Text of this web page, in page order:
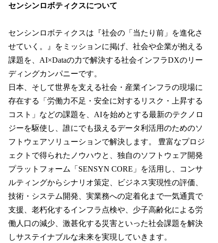
センシンロボティクスについて
センシンロボティクスは『社会の「当たり前」を進化さ
せていく。』をミッションに掲げ、社会や企業が抱える
課題を、AI×Dataの力で解決する社会インフラDXのリー
ディングカンパニーです。
日本、そして世界を支える社会・産業インフラの現場に
存在する「労働力不足・安全に対するリスク・上昇する
コスト」などの課題を、AIを始めとする最新のテクノロ
ジーを駆使し、誰にでも扱えるデータ利活用のためのソ
フトウェアソリューションで解決します。 豊富なプロジ
ェクトで得られたノウハウと、独自のソフトウェア開発
プラットフォーム「SENSYN CORE」を活用し、コンサ
ルティングからシナリオ策定、ビジネス実現性の評価、
技術・システム開発、実業務への定着化まで一気通貫で
支援、老朽化するインフラ点検や、少子高齢化による労
働人口の減少、激甚化する災害といった社会課題を解決
しサステイナブルな未来を実現していきます。